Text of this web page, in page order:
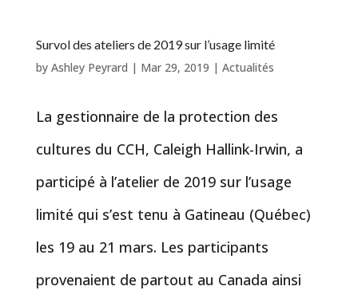
Survol des ateliers de 2019 sur l’usage limité
by Ashley Peyrard | Mar 29, 2019 | Actualités
La gestionnaire de la protection des
cultures du CCH, Caleigh Hallink-Irwin, a
participé à l’atelier de 2019 sur l’usage
limité qui s’est tenu à Gatineau (Québec)
les 19 au 21 mars. Les participants
provenaient de partout au Canada ainsi